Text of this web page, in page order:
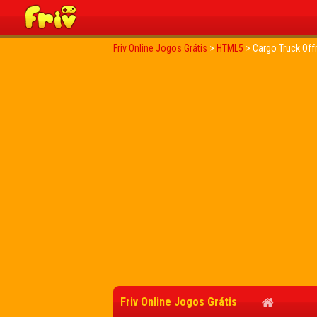
Friv Online Jogos Grátis > HTML5 > Cargo Truck
Friv Online Jogos Grátis